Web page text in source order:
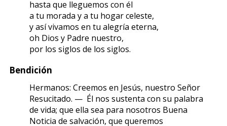
hasta que lleguemos con él
a tu morada y a tu hogar celeste,
y así vivamos en tu alegría eterna,
oh Dios y Padre nuestro,
por los siglos de los siglos.
Bendición
Hermanos: Creemos en Jesús, nuestro Señor
Resucitado. — Él nos sustenta con su palabra
de vida; que ella sea para nosotros Buena
Noticia de salvación, que queremos